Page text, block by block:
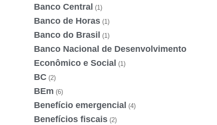
Banco Central (1)
Banco de Horas (1)
Banco do Brasil (1)
Banco Nacional de Desenvolvimento
Econômico e Social (1)
BC (2)
BEm (6)
Benefício emergencial (4)
Benefícios fiscais (2)